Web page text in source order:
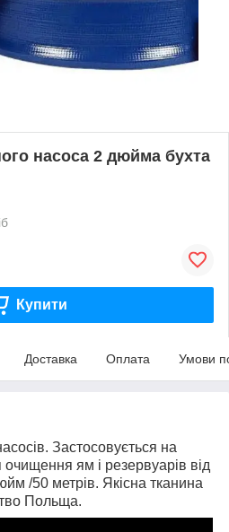
насоса 2 дюйма бухта
Купити
Доставка Оплата Умови
Застосовується на
ям і резервуарів від
/50 метрів. Якісна тканина
Польща.